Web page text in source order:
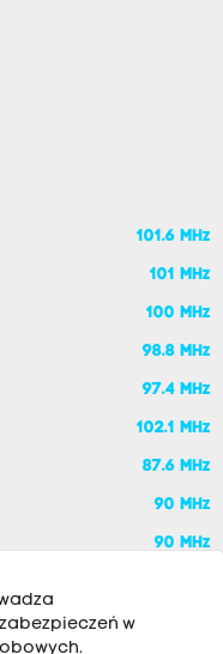
101.6 MHz
101 MHz
100 MHz
98.8 MHz
97.4 MHz
102.1 MHz
87.6 MHz
90 MHz
90 MHz
w